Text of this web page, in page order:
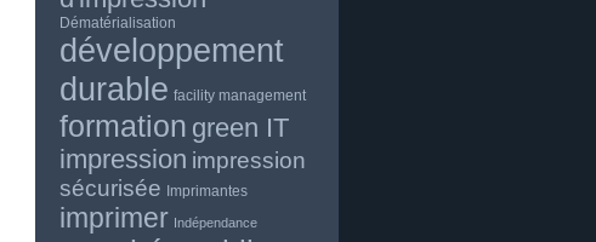
Dématérialisation
développement
durable facility management
formation green IT
impression impression
sécurisée
Imprimantes
imprimer Indépendance